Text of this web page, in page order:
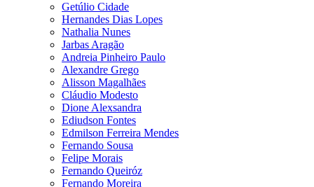
Getúlio Cidade
Hernandes Dias Lopes
Nathalia Nunes
Jarbas Aragão
Andreia Pinheiro Paulo
Alexandre Grego
Alisson Magalhães
Cláudio Modesto
Dione Alexsandra
Ediudson Fontes
Edmilson Ferreira Mendes
Fernando Sousa
Felipe Morais
Fernando Queiróz
Fernando Moreira